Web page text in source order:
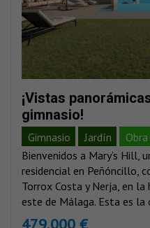
¡Vistas
gimnasio!
Gimnasio Jardín
Vistas al mar
Vistas
Bienvenidos a Mary’s Hill,
residencial en Peñóncillo,
Torrox Costa y Nerja, en
este de Málaga. Esta es la
479.000 €